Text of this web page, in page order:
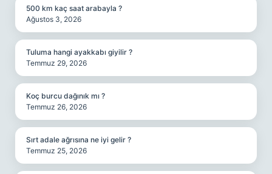
500 km kaç saat arabayla ?
Ağustos 3, 2026
Tuluma hangi ayakkabı giyilir ?
Temmuz 29, 2026
Koç burcu dağınık mı ?
Temmuz 26, 2026
Sırt adale ağrısına ne iyi gelir ?
Temmuz 25, 2026